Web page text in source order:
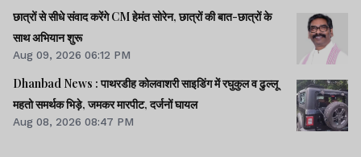
छात्रों से सीधे संवाद करेंगे CM हेमंत सोरेन, छात्रों की बात-छात्रों के
साथ अभियान शुरू
Aug 09, 2026 06:12 PM
Dhanbad News : पाथरडीह कोलवाशरी साइडिंग में रघुकुल व ढुल्लू
महतो समर्थक भिड़े, जमकर मारपीट, दर्जनों घायल
Aug 08, 2026 08:47 PM